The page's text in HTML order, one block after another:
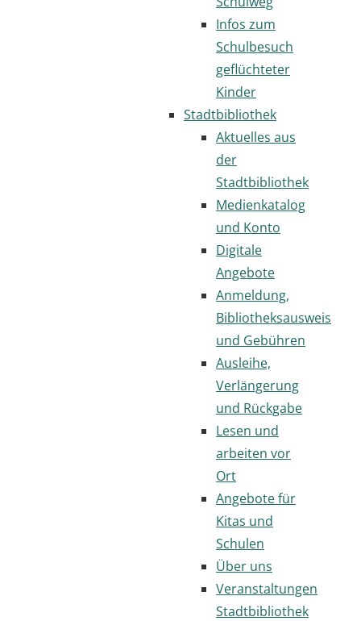
Infos zum
Schulbesuch
geflüchteter
Kinder
Stadtbibliothek
Aktuelles aus
der
Stadtbibliothek
Medienkatalog
und Konto
Digitale
Angebote
Anmeldung,
Bibliotheksausweis
und Gebühren
Ausleihe,
Verlängerung
und Rückgabe
Lesen und
arbeiten vor
Ort
Angebote für
Kitas und
Schulen
Über uns
Veranstaltungen
Stadtbibliothek